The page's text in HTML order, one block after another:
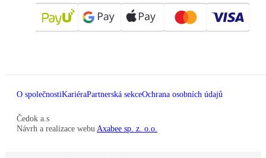
O společnostiKariéraPartnerská sekceOchrana osobních údajů
Čedok a.s
Návrh a realizace webu Axabee sp. z. o.o.